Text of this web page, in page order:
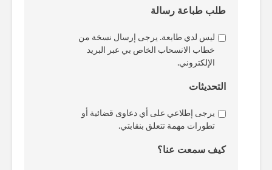
طلب طباعة رسالة
ليس لدي طابعة. يرجى إرسال نسخة من
خطاب الانسحاب الخاص بي عبر البريد
الإلكتروني.
التحديثات
يرجى إطلاعي على أي دعاوى قضائية أو
تطورات مهمة تتعلق بنقابتي.
كيف سمعت عنا؟